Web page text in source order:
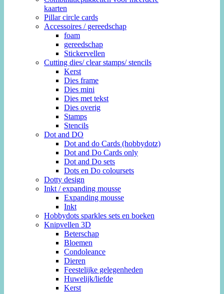
kaarten
Pillar circle cards
Accessoires / gereedschap
foam
gereedschap
Stickervellen
Cutting dies/ clear stamps/ stencils
Kerst
Dies frame
Dies mini
Dies met tekst
Dies overig
Stamps
Stencils
Dot and DO
Dot and do Cards (hobbydotz)
Dot and Do Cards only
Dot and Do sets
Dots en Do coloursets
Dotty design
Inkt / expanding mousse
Expanding mousse
Inkt
Hobbydots sparkles sets en boeken
Knipvellen 3D
Beterschap
Bloemen
Condoleance
Dieren
Feestelijke gelegenheden
Huwelijk/liefde
Kerst